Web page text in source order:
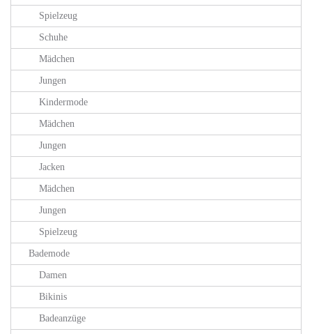
Spielzeug
Schuhe
Mädchen
Jungen
Kindermode
Mädchen
Jungen
Jacken
Mädchen
Jungen
Spielzeug
Bademode
Damen
Bikinis
Badeanzüge